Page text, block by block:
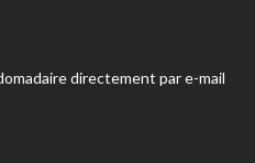
directement par e-mail